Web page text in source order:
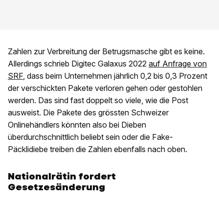
Zahlen zur Verbreitung der Betrugsmasche gibt es keine.
Allerdings schrieb Digitec Galaxus 2022 auf Anfrage von
SRF, dass beim Unternehmen jährlich 0,2 bis 0,3 Prozent
der verschickten Pakete verloren gehen oder gestohlen
werden. Das sind fast doppelt so viele, wie die Post
ausweist. Die Pakete des grössten Schweizer
Onlinehändlers könnten also bei Dieben
überdurchschnittlich beliebt sein oder die Fake-
Päcklidiebe treiben die Zahlen ebenfalls nach oben.
Nationalrätin fordert
Gesetzesänderung